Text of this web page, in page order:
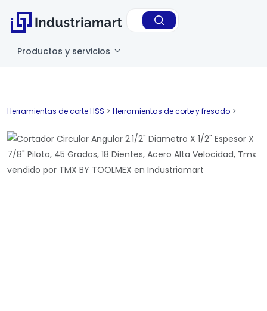
Productos y servicios
Herramientas de corte HSS > Herramientas de corte y fresado >